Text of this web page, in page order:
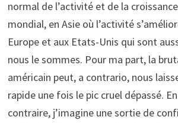
normal de l’activité et de la
mondial, en Asie où l’activité
Europe et aux Etats-Unis qui sont
nous le sommes. Pour ma part, la
américain peut, a contrario, nous
rapide une fois le pic cruel dépassé.
contraire, j’imagine une sortie de